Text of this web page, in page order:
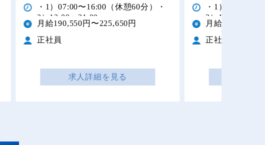
・1）07:00〜16:00（休憩60分）・
2）12:00〜21:00...
月給190,550円〜225,650円
正社員
求人詳細を見る
・1）07:00〜
2）12:00〜
月給201,050円
正社員